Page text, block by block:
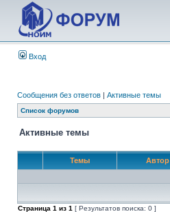
Вход
Сообщения без ответов | Активные темы
Список форумов
Активные темы
Темы Автор
Страница 1 из 1 [ Результатов поиска: 0 ]